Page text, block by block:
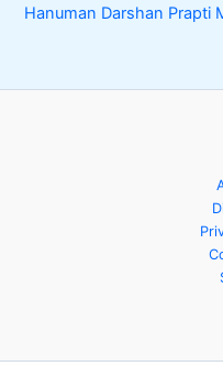
Hanuman Darshan Prapti